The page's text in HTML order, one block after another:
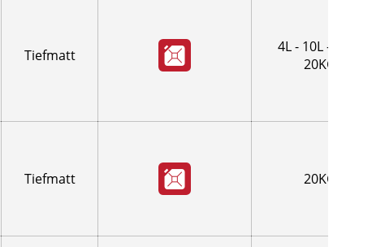
Tiefmatt
4L - 10L - 15L -
20KG
Tiefmatt 20KG